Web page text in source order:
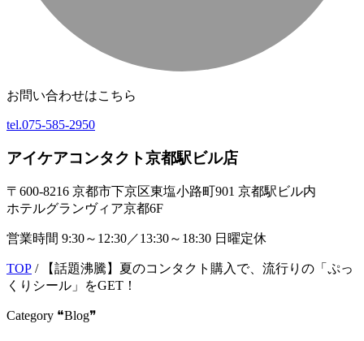
お問い合わせはこちら
tel.075-585-2950
アイケアコンタクト京都駅ビル店
〒600-8216 京都市下京区東塩小路町901 京都駅ビル内
ホテルグランヴィア京都6F
営業時間 9:30～12:30／13:30～18:30 日曜定休
TOP /
【話題沸騰】夏のコンタクト購入で、流行りの「ぷっ
くりシール」をGET！
Category ❝Blog❞